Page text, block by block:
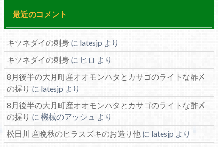
最近のコメント
キツネダイの刺身 に latesjp より
キツネダイの刺身 に ヒロ より
8月後半の大月町産オオモンハタとカサゴのライトな酢〆
の握り に latesjp より
8月後半の大月町産オオモンハタとカサゴのライトな酢〆
の握り に 機械のアッシュ より
松田川 産晩秋のヒラスズキのお造り他 に latesjp より